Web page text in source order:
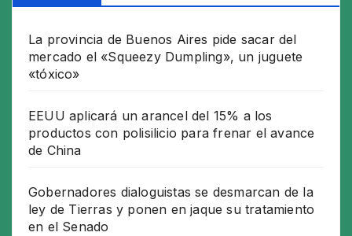
La provincia de Buenos Aires pide sacar del
mercado el «Squeezy Dumpling», un juguete
«tóxico»
EEUU aplicará un arancel del 15% a los
productos con polisilicio para frenar el avance
de China
Gobernadores dialoguistas se desmarcan de la
ley de Tierras y ponen en jaque su tratamiento
en el Senado